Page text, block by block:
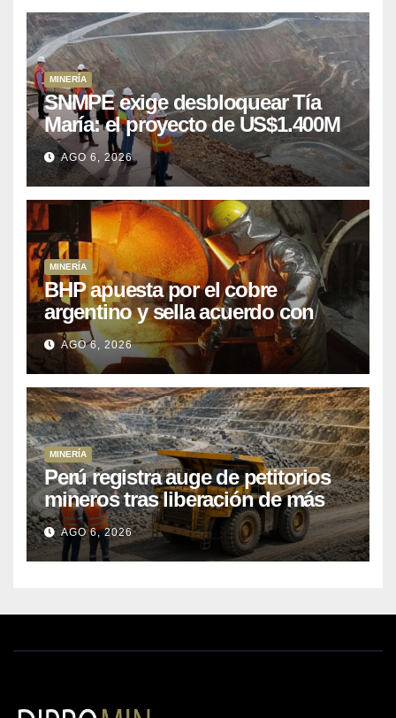
MINERÍA
SNMPE exige desbloquear Tía
María: el proyecto de US$1.400M
que Perú lleva 15 años
posponiendo
AGO 6, 2026
MINERÍA
BHP apuesta por el cobre
argentino y sella acuerdo con
Kobrea para siete proyecto
AGO 6, 2026
MINERÍA
Perú registra auge de petitorios
mineros tras liberación de más
de mil concesiones para explorar
cobre y oro
AGO 6, 2026